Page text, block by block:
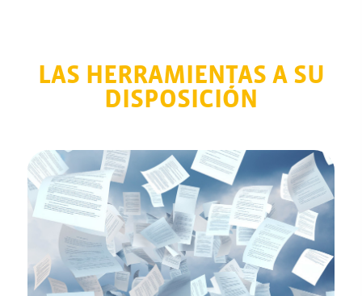
LAS HERRAMIENTAS A SU
DISPOSICIÓN